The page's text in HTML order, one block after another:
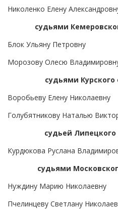
Николенко Елену
судьями
Блок Ульяну Петровну
Морозову Олесю
судьями Курского
Воробьеву Елену Николаевну
Голубятникову Наталью
судьей Липецкого
Курдюкова Руслана
судьями
Нуждину Марию Николаевну
Пчелинцеву Светлану